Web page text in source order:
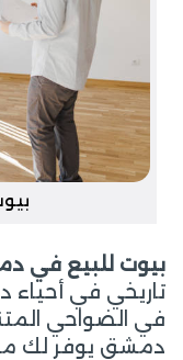
بيوت للبيع في
تاريخي في
في الضواحي
دمشق يوفر لك